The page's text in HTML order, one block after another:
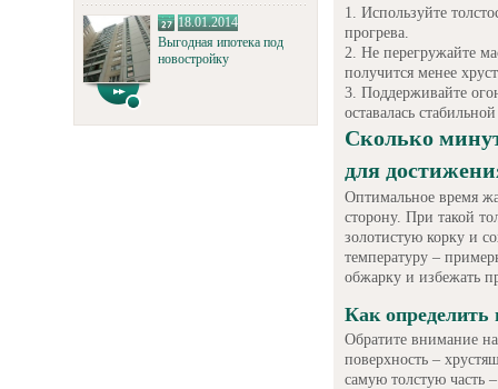
18.01.2014
Выгодная ипотека под
новостройку
Используйте
прогрева.
Не перегружайте
получится менее
Поддерживайте
оставалась
Сколько
для
Оптимальное время
сторону. При такой
золотистую корку и
температуру –
обжарку и избежать
Как определить
Обратите внимание
поверхность –
самую толстую часть